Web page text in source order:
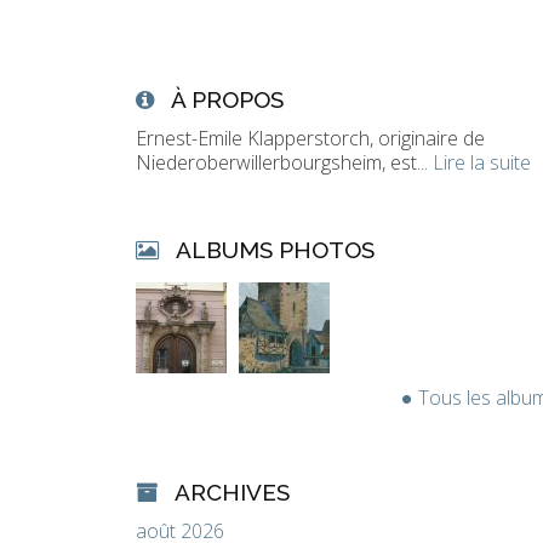
À PROPOS
Ernest-Emile Klapperstorch, originaire de
Niederoberwillerbourgsheim, est... Lire la suite
ALBUMS PHOTOS
Tous les
ARCHIVES
août 2026